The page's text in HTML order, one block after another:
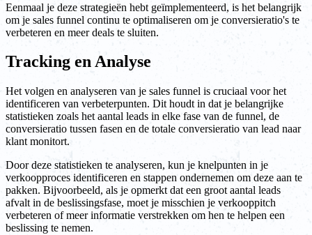
Eenmaal je deze strategieën hebt geïmplementeerd, is het belangrijk
om je sales funnel continu te optimaliseren om je conversieratio's te
verbeteren en meer deals te sluiten.
Tracking en Analyse
Het volgen en analyseren van je sales funnel is cruciaal voor het
identificeren van verbeterpunten. Dit houdt in dat je belangrijke
statistieken zoals het aantal leads in elke fase van de funnel, de
conversieratio tussen fasen en de totale conversieratio van lead naar
klant monitort.
Door deze statistieken te analyseren, kun je knelpunten in je
verkoopproces identificeren en stappen ondernemen om deze aan te
pakken. Bijvoorbeeld, als je opmerkt dat een groot aantal leads
afvalt in de beslissingsfase, moet je misschien je verkooppitch
verbeteren of meer informatie verstrekken om hen te helpen een
beslissing te nemen.